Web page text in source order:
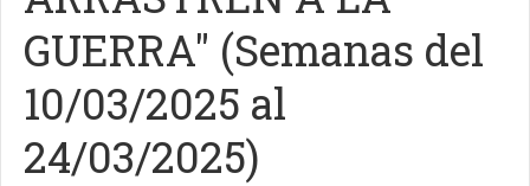
GUERRA" (Semanas del
10/03/2025 al
24/03/2025)